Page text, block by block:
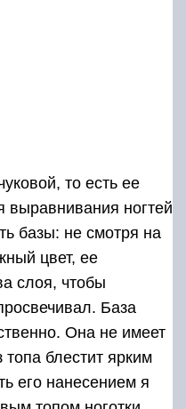
то есть ее
выравнивания ногтей
базы: не смотря на
цвет, ее
слоя, чтобы
База
Она не имеет
блестит ярким
его нанесением я